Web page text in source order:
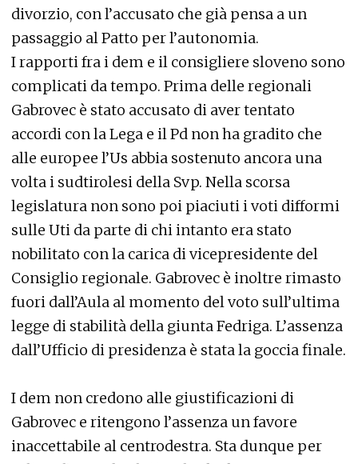
divorzio, con l’accusato che già pensa a un
passaggio al Patto per l’autonomia.
I rapporti fra i dem e il consigliere sloveno sono
complicati da tempo. Prima delle regionali
Gabrovec è stato accusato di aver tentato
accordi con la Lega e il Pd non ha gradito che
alle europee l’Us abbia sostenuto ancora una
volta i sudtirolesi della Svp. Nella scorsa
legislatura non sono poi piaciuti i voti difformi
sulle Uti da parte di chi intanto era stato
nobilitato con la carica di vicepresidente del
Consiglio regionale. Gabrovec è inoltre rimasto
fuori dall’Aula al momento del voto sull’ultima
legge di stabilità della giunta Fedriga. L’assenza
dall’Ufficio di presidenza è stata la goccia finale.
I dem non credono alle giustificazioni di
Gabrovec e ritengono l’assenza un favore
inaccettabile al centrodestra. Sta dunque per